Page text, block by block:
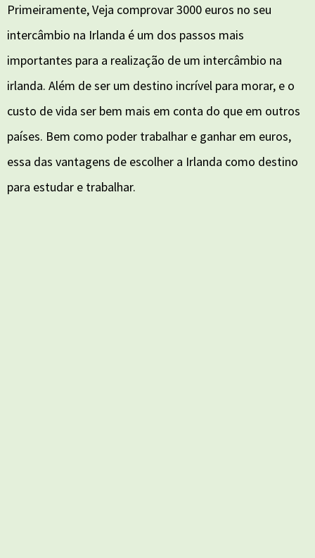
Primeiramente, Veja comprovar 3000 euros no seu
intercâmbio na Irlanda é um dos passos mais
importantes para a realização de um intercâmbio na
irlanda. Além de ser um destino incrível para morar, e o
custo de vida ser bem mais em conta do que em outros
países. Bem como poder trabalhar e ganhar em euros,
essa das vantagens de escolher a Irlanda como destino
para estudar e trabalhar.